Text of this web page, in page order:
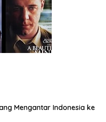
Mengantar Indonesia ke